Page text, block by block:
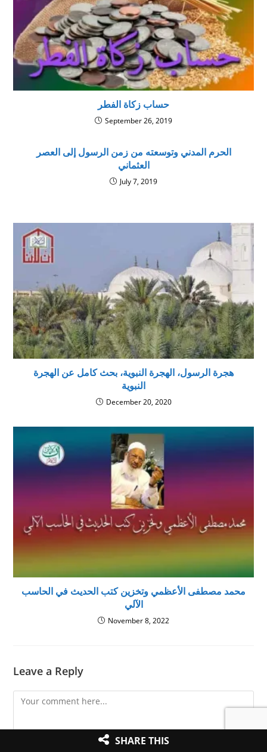
حساب زكاة الفطر
September 26, 2019
الحرم المدني وتوسعته من زمن الرسول إلى العصر
العثماني
July 7, 2019
هجرة الرسول، الهجرة النبوية، بحث كامل عن الهجرة
النبوية
December 20, 2020
محمد مصطفى الأعظمي وتخزين كتب الحديث في الحاسب
الآلي
November 8, 2022
Leave a Reply
Comment
SHARE THIS